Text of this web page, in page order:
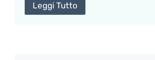
Leggi Tutto